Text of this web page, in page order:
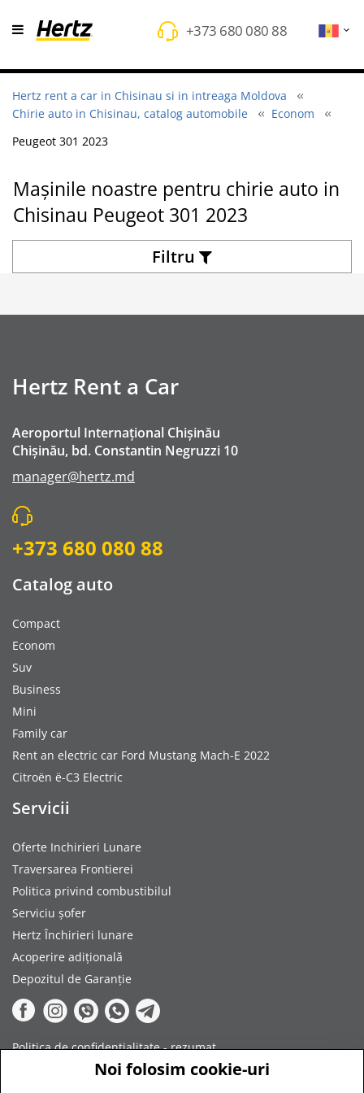
+373 680 080 88
Hertz rent a car in Chisinau si in intreaga Moldova
Chirie auto in Chisinau, catalog automobile
Econom
Peugeot 301 2023
Mașinile noastre pentru chirie auto in
Chisinau Peugeot 301 2023
Filtru
Hertz Rent a Car
Aeroportul Internațional Chișinău
Chișinău, bd. Constantin Negruzzi 10
manager@hertz.md
+373 680 080 88
Catalog auto
Compact
Econom
Suv
Business
Mini
Family car
Rent an electric car Ford Mustang Mach-E 2022
Citroën ë-C3 Electric
Servicii
Oferte Inchirieri Lunare
Traversarea Frontierei
Politica privind combustibilul
Serviciu șofer
Hertz Închirieri lunare
Acoperire adițională
Depozitul de Garanție
Politica de confidențialitate - rezumat
Termeni și condițiiNoi folosim cookie-uri